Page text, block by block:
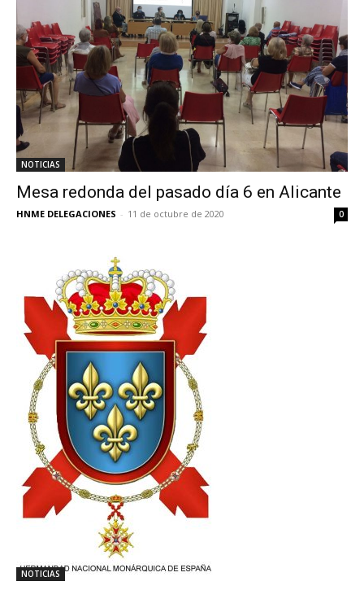
NOTICIAS
Mesa redonda del pasado día 6 en Alicante
HNME DELEGACIONES - 11 de octubre de 2020 0
NOTICIAS